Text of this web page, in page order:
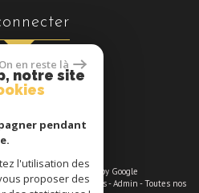
| Traduction powered by Google
maximums-Liens-Admin -Toutes nos
On en reste là
notre site
pendant
l'utilisation des
proposer des